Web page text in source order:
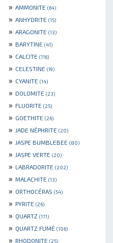
» AMMONITE (64)
» ANHYDRITE (15)
» ARAGONITE (13)
» BARYTINE (41)
» CALCITE (116)
» CELESTINE (19)
» CYANITE (14)
» DOLOMITE (23)
» FLUORITE (25)
» GOETHITE (26)
» JADE NÉPHRITE (20)
» JASPE BUMBLEBEE (80)
» JASPE VERTE (20)
» LABRADORITE (202)
» MALACHITE (13)
» ORTHOCÉRAS (54)
» PYRITE (26)
» QUARTZ (171)
» QUARTZ FUMÉ (106)
» RHODONITE (25)